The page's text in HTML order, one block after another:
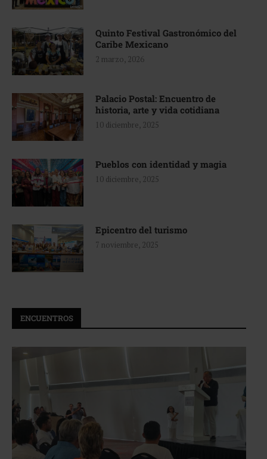
Quinto Festival Gastronómico del
Caribe Mexicano
2 marzo, 2026
Palacio Postal: Encuentro de
historia, arte y vida cotidiana
10 diciembre, 2025
Pueblos con identidad y magia
10 diciembre, 2025
Epicentro del turismo
7 noviembre, 2025
ENCUENTROS